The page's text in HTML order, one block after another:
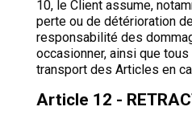
10, le Client assume,
perte ou de détérioration
responsabilité des
occasionner, ainsi que
transport des Articles en
Article 12 -